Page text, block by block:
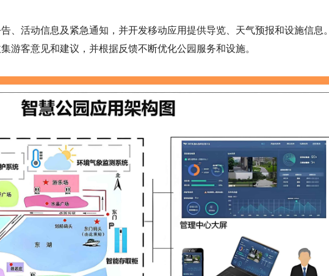
、活动信息及紧急通知，并开发移动应用提供导览、天气预报和设施信息。
游客意见和建议，并根据反馈不断优化公园服务和设施。